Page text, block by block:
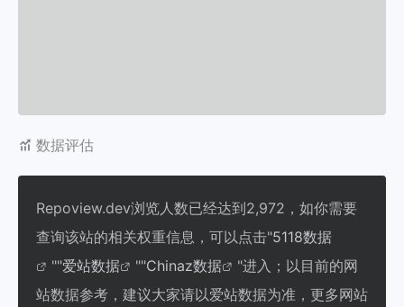
数据评估
Repoview.dev浏览人数已经达到2,972，如你需要
查询该站的相关权重信息，可以点击"5118数据
""爱站数据 ""Chinaz数据
"进入；以目前的网
站数据参考，建议大家请以爱站数据为准，更多网站